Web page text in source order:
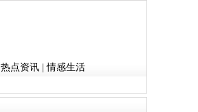
热点资讯|情感生活